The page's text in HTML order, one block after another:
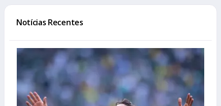
Notícias Recentes